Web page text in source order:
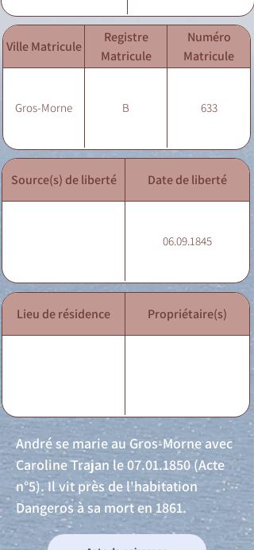
Ville Matricule
Registre
Matricule
Numéro
Matricule
Gros-Morne B 633
Source(s) de liberté Date de liberté
06.09.1845
Lieu de résidence Propriétaire(s)
André se marie au Gros-Morne avec
Caroline Trajan le07.01.1850 (Acte
n°5). Il vit près de l'habitation
Dangeros à sa mort en 1861.